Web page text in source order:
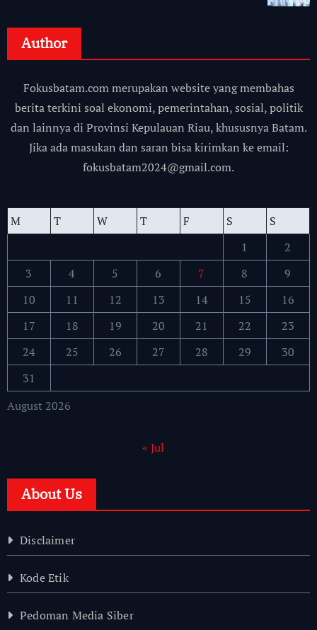
Author
Fokusbatam.com merupakan website yang membahas
berita terkini soal ekonomi, pemerintahan, sosial, politik
dan lainnya di Provinsi Kepulauan Riau, khususnya Batam.
Jika ada masukan dan saran bisa kirimkan ke email:
fokusbatam2024@gmail.com.
August 2026
M T W T F S
S
1
2
3
4 5 6 7 8
9
10
11 12 13 14 15
16
17
18 19 20 21 22
23
24
25 26 27 28 29
30
31
« Jul
About Us
Disclaimer
Kode Etik
Pedoman Media Siber